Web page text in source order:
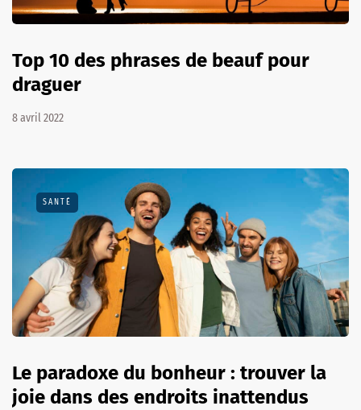
Top 10 des phrases de beauf pour
draguer
8 avril 2022
SANTÉ
Le paradoxe du bonheur : trouver la
joie dans des endroits inattendus